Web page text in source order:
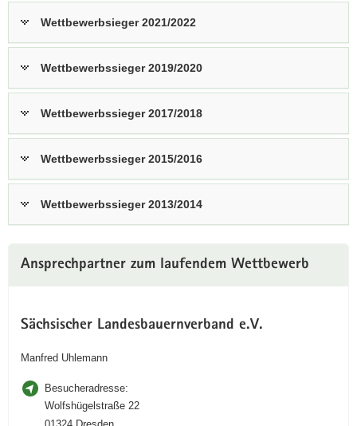
Wettbewerbsieger 2021/2022
Wettbewerbssieger 2019/2020
Wettbewerbssieger 2017/2018
Wettbewerbssieger 2015/2016
Wettbewerbssieger 2013/2014
Ansprechpartner zum laufendem Wettbewerb
Sächsischer Landesbauernverband e.V.
Manfred Uhlemann
Besucheradresse:
Wolfshügelstraße 22